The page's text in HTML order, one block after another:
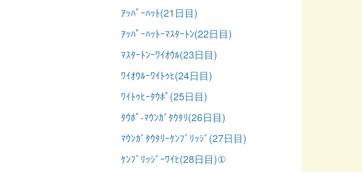
ｱｯﾊﾟｰﾊｯﾄ(21日目)
ｱｯﾊﾟｰﾊｯﾄｰﾏｽﾀｰﾄﾝ(22日目)
ﾏｽﾀｰﾄﾝｰﾜｲｵｳﾙ(23日目)
ﾜｲｵｳﾙｰﾜｲﾄｩﾋ(24日目)
ﾜｲﾄｩﾋｰﾀｳﾎﾟ(25日目)
ﾀｳﾎﾟ-ﾏｳﾝｶﾞﾀｳﾀﾘ(26日目)
ﾏｳﾝｶﾞﾀｳﾀﾘｰｹﾝﾌﾞﾘｯｼﾞ(27日目)
ｹﾝﾌﾞﾘｯｼﾞｰﾜｲﾋ(28日目)①